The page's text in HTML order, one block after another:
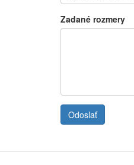
Zadané rozmery
Odoslať